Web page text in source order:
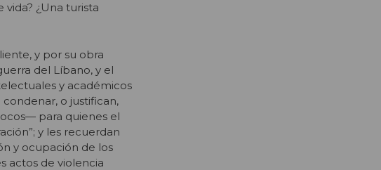
vida? ¿Una turista
y por su obra
del Líbano, y el
y académicos
o justifican,
para quienes el
y les recuerdan
y ocupación de los
actos de violencia